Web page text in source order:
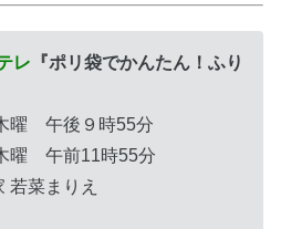
レ 『ポリ袋でかんたん！ふり
曜 午後９時55分
曜 午前11時55分
菜まりえ